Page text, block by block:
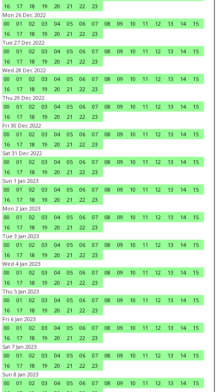
16
17 18 19 20 21 22
23
Mon 26 Dec 2022
00
01 02 03 04 05 06 07 08 09 10 11 12 13 14
15
16
17 18 19 20 21 22
23
Tue 27 Dec 2022
00
01 02 03 04 05 06 07 08 09 10 11 12 13 14
15
16
17 18 19 20 21 22
23
Wed 28 Dec 2022
00
01 02 03 04 05 06 07 08 09 10 11 12 13 14
15
16
17 18 19 20 21 22
23
Thu 29 Dec 2022
00
01 02 03 04 05 06 07 08 09 10 11 12 13 14
15
16
17 18 19 20 21 22
23
Fri 30 Dec 2022
00
01 02 03 04 05 06 07 08 09 10 11 12 13 14
15
16
17 18 19 20 21 22
23
Sat 31 Dec 2022
00
01 02 03 04 05 06 07 08 09 10 11 12 13 14
15
16
17 18 19 20 21 22
23
Sun 1 Jan 2023
00
01 02 03 04 05 06 07 08 09 10 11 12 13 14
15
16
17 18 19 20 21 22
23
Mon 2 Jan 2023
00
01 02 03 04 05 06 07 08 09 10 11 12 13 14
15
16
17 18 19 20 21 22
23
Tue 3 Jan 2023
00
01 02 03 04 05 06 07 08 09 10 11 12 13 14
15
16
17 18 19 20 21 22
23
Wed 4 Jan 2023
00
01 02 03 04 05 06 07 08 09 10 11 12 13 14
15
16
17 18 19 20 21 22
23
Thu 5 Jan 2023
00
01 02 03 04 05 06 07 08 09 10 11 12 13 14
15
16
17 18 19 20 21 22
23
Fri 6 Jan 2023
00
01 02 03 04 05 06 07 08 09 10 11 12 13 14
15
16
17 18 19 20 21 22
23
Sat 7 Jan 2023
00
01 02 03 04 05 06 07 08 09 10 11 12 13 14
15
16
17 18 19 20 21 22
23
Sun 8 Jan 2023
00
01 02 03 04 05 06 07 08 09 10 11 12 13 14
15